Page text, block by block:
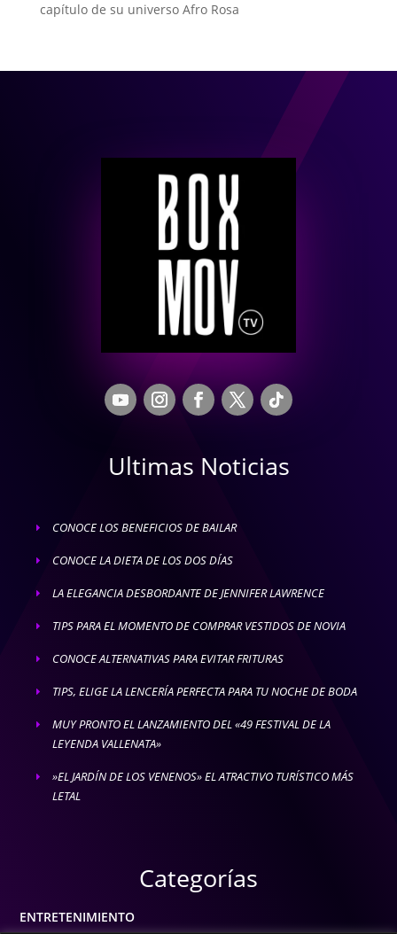
capítulo de su universo Afro Rosa
Ultimas Noticias
E CONOCE LOS BENEFICIOS DE BAILAR
E CONOCE LA DIETA DE LOS DOS DÍAS
E LA ELEGANCIA DESBORDANTE DE JENNIFER LAWRENCE
E TIPS PARA EL MOMENTO DE COMPRAR VESTIDOS DE NOVIA
E CONOCE ALTERNATIVAS PARA EVITAR FRITURAS
E TIPS, ELIGE LA LENCERÍA PERFECTA PARA TU NOCHE DE BODA
E
MUY PRONTO EL LANZAMIENTO DEL «49 FESTIVAL DE LA
LEYENDA VALLENATA»
E
»EL JARDÍN DE LOS VENENOS» EL ATRACTIVO TURÍSTICO MÁS
LETAL
Categorías
ENTRETENIMIENTO